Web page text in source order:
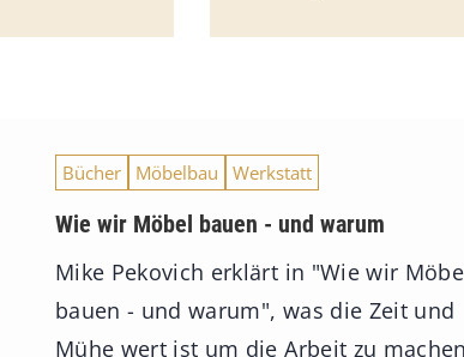
Bücher Möbelbau Werkstatt
Wie wir Möbel bauen - und warum
Mike Pekovich erklärt in "Wie wir
bauen - und warum", was die Zeit und
Mühe wert ist um die Arbeit zu